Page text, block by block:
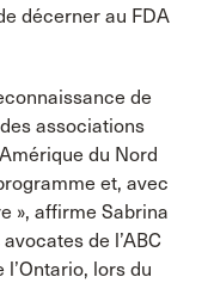
décerner au FDA
de
associations
du Nord
et, avec
», affirme Sabrina
de l’ABC
lors du